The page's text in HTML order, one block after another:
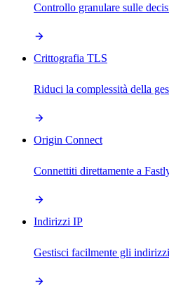
Controllo granulare sulle
Crittografia TLS
Riduci la complessità della
Origin Connect
Connettiti direttamente a
Indirizzi IP
Gestisci facilmente gli